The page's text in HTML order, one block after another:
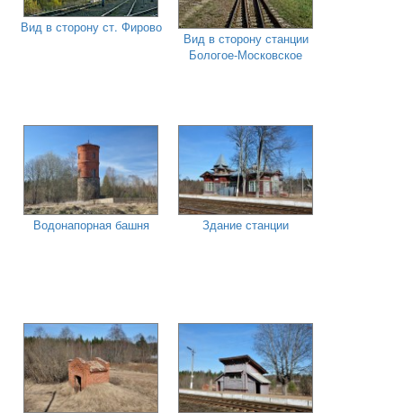
Вид в сторону ст. Фирово
Вид в сторону станции
Бологое-Московское
Водонапорная башня Здание станции